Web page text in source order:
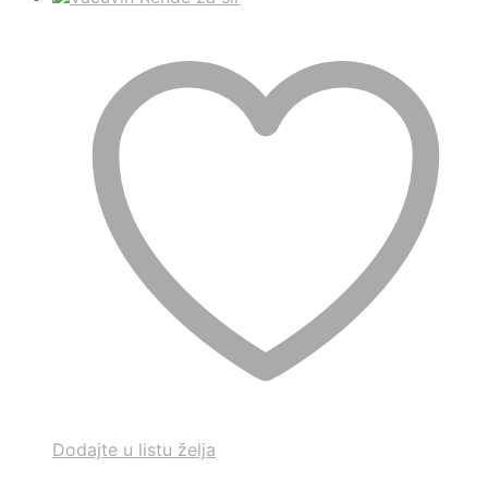
Dodajte u listu želja